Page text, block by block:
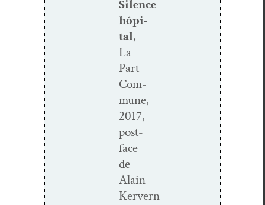
Silence
hôpi­
tal,
La
Part
Com­
mune,
2017,
post­
face
de
Alain
Kervern